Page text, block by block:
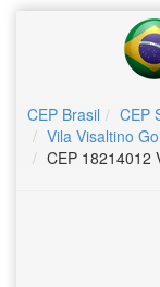
CEP Brasil CEP
Vila Visaltino
CEP 18214012